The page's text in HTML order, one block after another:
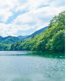
Tagoknak
Vezetőség